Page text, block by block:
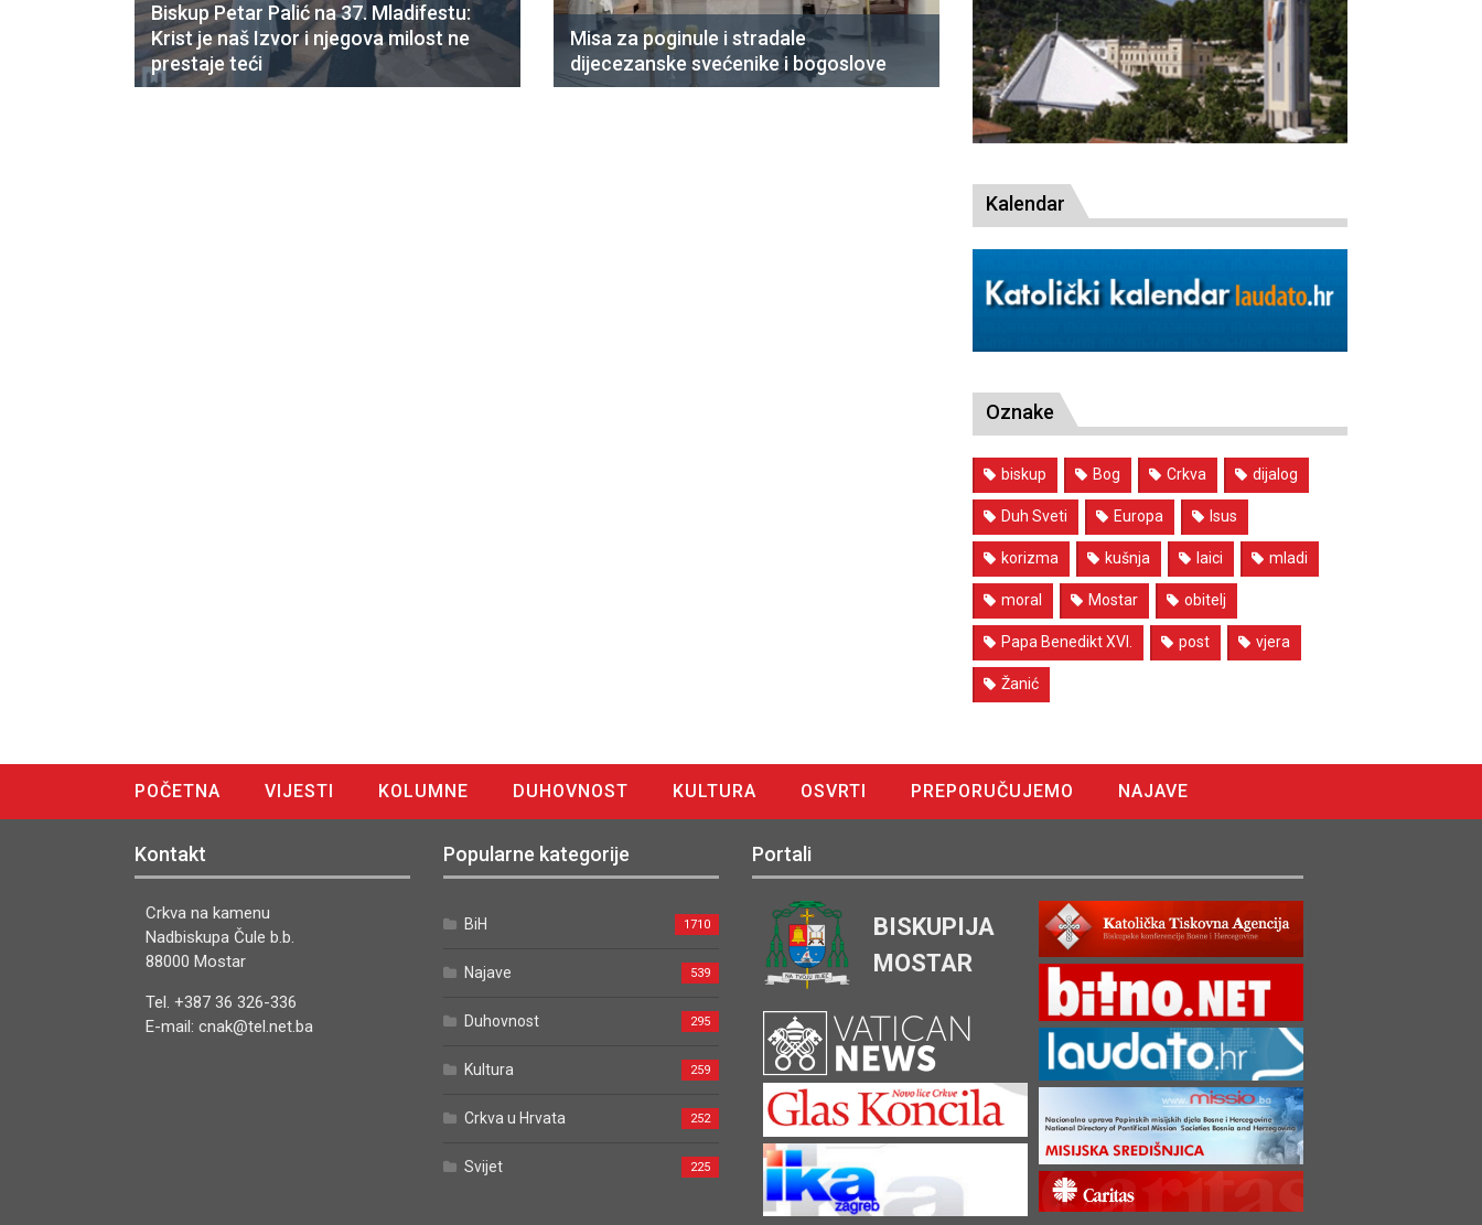
Biskup Petar Palić na 37. Mladifestu:
Krist je naš Izvor i njegova milost ne
prestaje teći
Misa za poginule i stradale
dijecezanske svećenike i bogoslove
Kalendar
Oznake
biskup Bog Crkva dijalog
Duh Sveti Europa Isus
korizma kušnja laici mladi
moral Mostar obitelj
Papa Benedikt XVI. post vjera
Žanić
POČETNA VIJESTI KOLUMNE DUHOVNOST KULTURA OSVRTI PREPORUČUJEMO
NAJAVE
Kontakt
Crkva na kamenu
Nadbiskupa Čule b.b.
88000 Mostar
Tel. +387 36 326-336
E-mail: cnak@tel.net.ba
Popularne kategorije
BiH 1710
Najave 539
Duhovnost 295
Kultura 259
Crkva u Hrvata 252
Svijet 225
Portali
BISKUPIJA
MOSTAR